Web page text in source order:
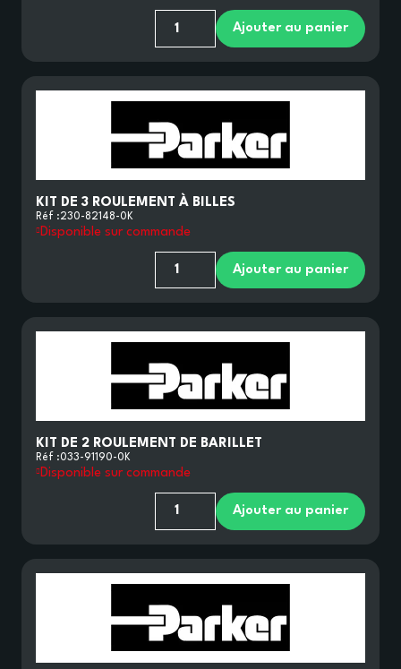
Ajouter au panier
KIT DE 3 ROULEMENT À BILLES
Réf :230-82148-0K
Disponible sur commande
Ajouter au panier
KIT DE 2 ROULEMENT DE BARILLET
Réf :033-91190-0K
Disponible sur commande
Ajouter au panier